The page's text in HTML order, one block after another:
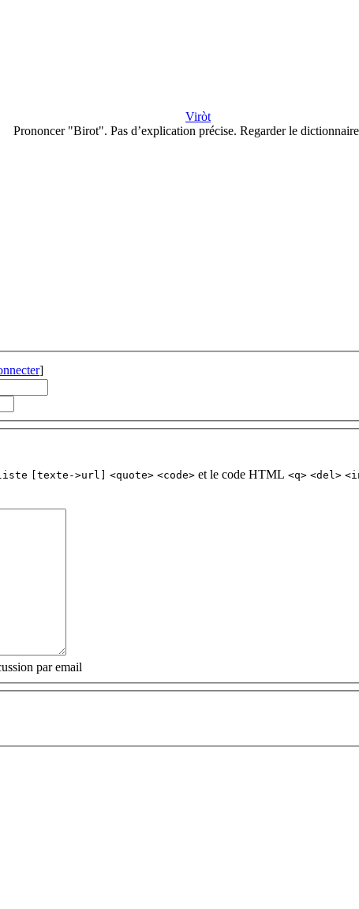
Viròt
Prononcer "Birot". Pas d’explication précise. Regarder le
]
[texte->url] <quote> <code> et le code HTML <q> <del>
par email